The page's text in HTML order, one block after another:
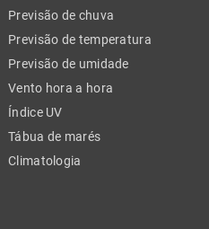
Previsão de chuva
Previsão de temperatura
Previsão de umidade
Vento hora a hora
Índice UV
Tábua de marés
Climatologia